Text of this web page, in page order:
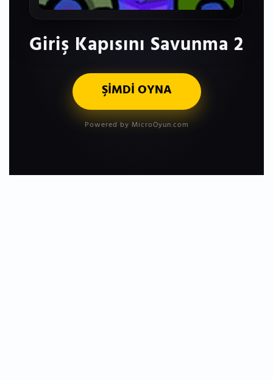
Giriş Kapısını Savunma 2
ŞİMDİ OYNA
Powered by MicroOyun.com